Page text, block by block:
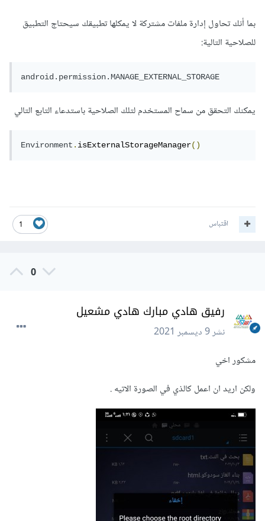
بما أنك تحاول إدارة ملفات مشتركة لا يمكلها تطبيقك سيحتاج التطبيق
للصلاحية التالية:
android.permission.MANAGE_EXTERNAL_STORAGE
يمكنك التحقق من سماح المستخدم لتلك الصلاحية باستدعاء التابع التالي
Environment.isExternalStorageManager()
1 اقتباس
0
رفيق هادي مبارك هادي مشعيل
نشر9 ديسمبر 2021
مشكور اخي
ولكن اريد ان اعمل كالذي في الصورة الاتيه .